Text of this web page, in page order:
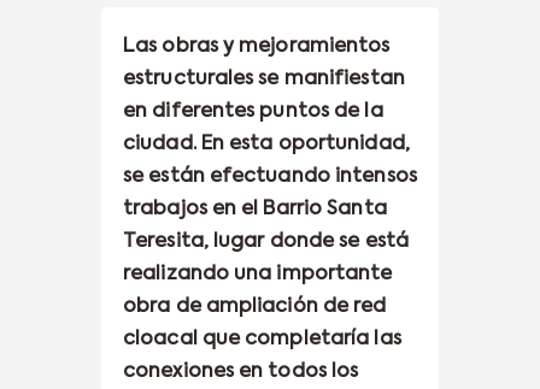
Las obras y mejoramientos
estructurales se manifiestan
en diferentes puntos de la
ciudad. En esta oportunidad,
se están efectuando intensos
trabajos en el Barrio Santa
Teresita, lugar donde se está
realizando una importante
obra de ampliación de red
cloacal que completaría las
conexiones en todos los